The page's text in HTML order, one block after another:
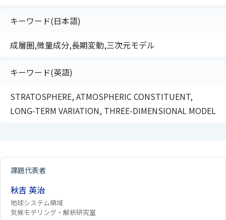
キーワード(日本語)
成層圏,微量成分,長期変動,三次元モデル
キーワード(英語)
STRATOSPHERE, ATMOSPHERIC CONSTITUENT,
LONG-TERM VARIATION, THREE-DIMENSIONAL MODEL
課題代表者
秋吉 英治
地球システム領域
気候モデリング・解析研究室